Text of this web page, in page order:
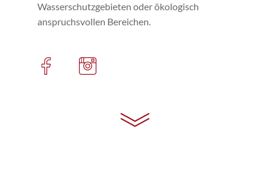
Wasserschutzgebieten oder ökologisch
anspruchsvollen Bereichen.